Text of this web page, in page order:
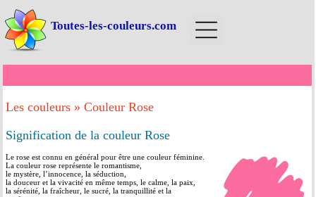
Toutes-les-couleurs.com
Les couleurs » Couleur Rose
Signification de la couleur Rose
Le rose est connu en général pour être une couleur féminine.
La couleur rose représente le romantisme,
le mystère, l’innocence, la séduction,
la douceur et la vivacité en même temps, le calme, la paix,
la sérénité, la fraîcheur, le sucré, la tranquillité et la